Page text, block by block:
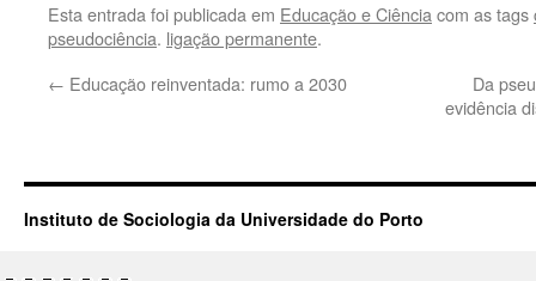
Esta entrada foi publicada em Educação e Ciência com as tags
pseudociência. ligação permanente.
← Educação reinventada: rumo a 2030
Da
evidência
Instituto de Sociologia da Universidade do Porto